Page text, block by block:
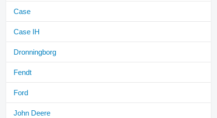
Case
Case IH
Dronningborg
Fendt
Ford
John Deere